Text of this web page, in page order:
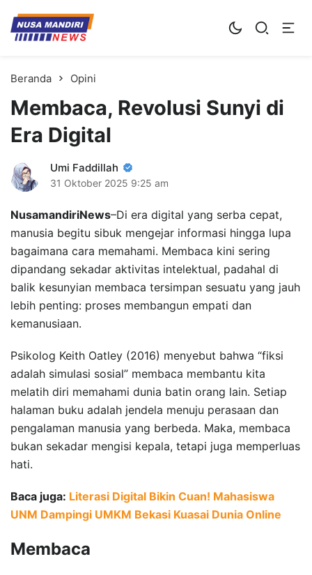
Kampus Digital Bisnis
Universitas Nusa Mandiri
Beranda Opini
Membaca, Revolusi Sunyi di
Era Digital
Umi Faddillah
31 Oktober 2025 9:25 am
NusamandiriNews–Di era digital yang serba cepat,
manusia begitu sibuk mengejar informasi hingga lupa
bagaimana cara memahami. Membaca kini sering
dipandang sekadar aktivitas intelektual, padahal di
balik kesunyian membaca tersimpan sesuatu yang jauh
lebih penting: proses membangun empati dan
kemanusiaan.
Psikolog Keith Oatley (2016) menyebut bahwa “fiksi
adalah simulasi sosial” membaca membantu kita
melatih diri memahami dunia batin orang lain. Setiap
halaman buku adalah jendela menuju perasaan dan
pengalaman manusia yang berbeda. Maka, membaca
bukan sekadar mengisi kepala, tetapi juga memperluas
hati.
Baca juga: Literasi Digital Bikin Cuan! Mahasiswa
UNM Dampingi UMKM Bekasi Kuasai Dunia Online
Membaca